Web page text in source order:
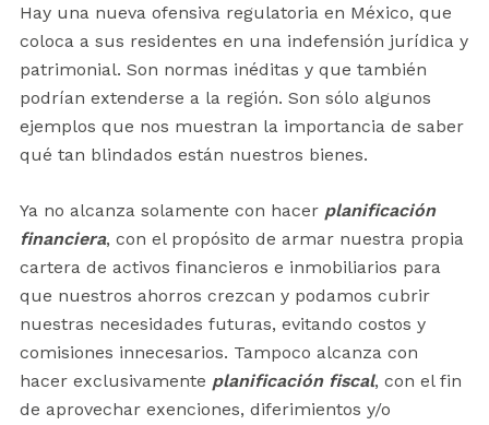
Hay una nueva ofensiva regulatoria en México, que
coloca a sus residentes en una indefensión jurídica y
patrimonial. Son normas inéditas y que también
podrían extenderse a la región. Son sólo algunos
ejemplos que nos muestran la importancia de saber
qué tan blindados están nuestros bienes.
Ya no alcanza solamente con hacer planificación
financiera, con el propósito de armar nuestra propia
cartera de activos financieros e inmobiliarios para
que nuestros ahorros crezcan y podamos cubrir
nuestras necesidades futuras, evitando costos y
comisiones innecesarios. Tampoco alcanza con
hacer exclusivamente planificación fiscal, con el fin
de aprovechar exenciones, diferimientos y/o